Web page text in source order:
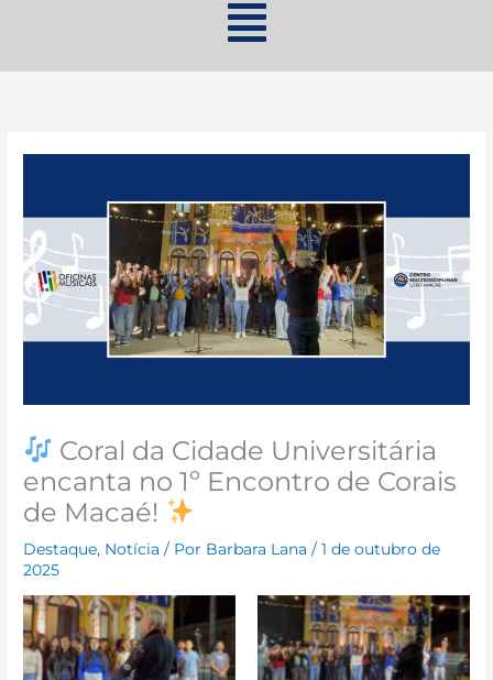
Coral da Cidade Universitária
encanta no 1º Encontro de Corais
de Macaé!
Destaque, Notícia / Por Barbara Lana/1 de outubro de
2025